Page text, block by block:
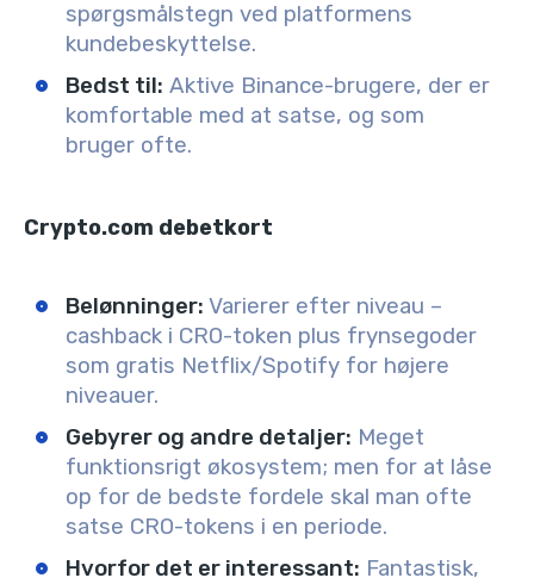
spørgsmålstegn ved platformens
kundebeskyttelse.
Bedst til: Aktive Binance-brugere, der er
komfortable med at satse, og som
bruger ofte.
Crypto.com debetkort
Belønninger: Varierer efter niveau –
cashback i CRO-token plus frynsegoder
som gratis Netflix/Spotify for højere
niveauer.
Gebyrer og andre detaljer: Meget
funktionsrigt økosystem; men for at låse
op for de bedste fordele skal man ofte
satse CRO-tokens i en periode.
Hvorfor det er interessant: Fantastisk,